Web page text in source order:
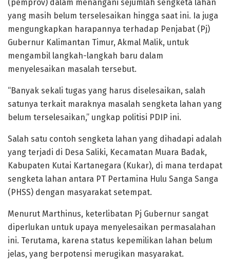
(pemprov) dalam menangani sejumlah sengketa lahan
yang masih belum terselesaikan hingga saat ini. Ia juga
mengungkapkan harapannya terhadap Penjabat (Pj)
Gubernur Kalimantan Timur, Akmal Malik, untuk
mengambil langkah-langkah baru dalam
menyelesaikan masalah tersebut.
“Banyak sekali tugas yang harus diselesaikan, salah
satunya terkait maraknya masalah sengketa lahan yang
belum terselesaikan,” ungkap politisi PDIP ini.
Salah satu contoh sengketa lahan yang dihadapi adalah
yang terjadi di Desa Saliki, Kecamatan Muara Badak,
Kabupaten Kutai Kartanegara (Kukar), di mana terdapat
sengketa lahan antara PT Pertamina Hulu Sanga Sanga
(PHSS) dengan masyarakat setempat.
Menurut Marthinus, keterlibatan Pj Gubernur sangat
diperlukan untuk upaya menyelesaikan permasalahan
ini. Terutama, karena status kepemilikan lahan belum
jelas, yang berpotensi merugikan masyarakat.